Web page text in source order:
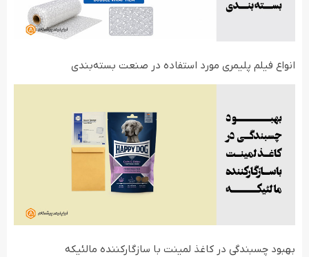
انواع فیلم‌ پلیمری مورد استفاده در صنعت بسته‌بندی
بهبود چسبندگی در کاغذ لمینت با سازگارکننده مالئیکه